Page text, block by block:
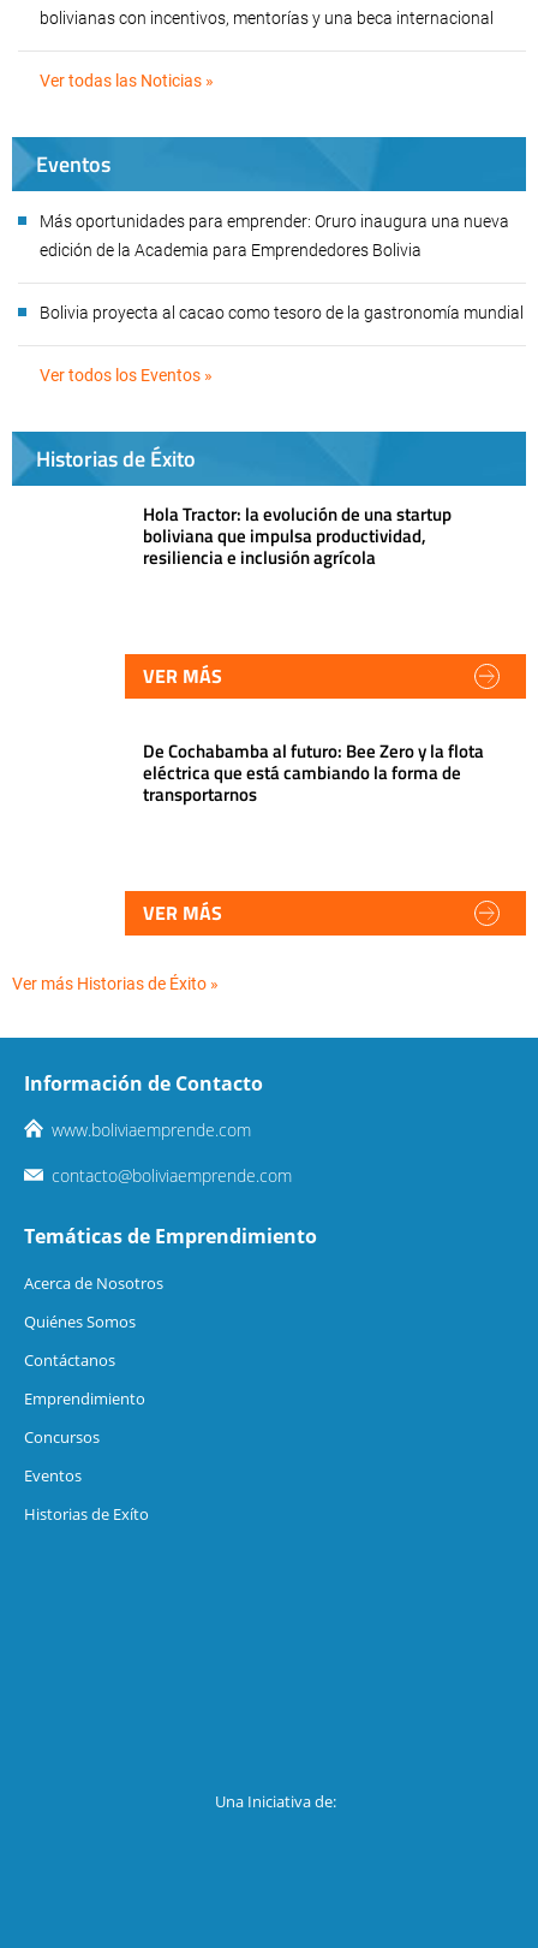
bolivianas con incentivos, mentorías y una beca internacional
Ver todas las Noticias »
Eventos
Más oportunidades para emprender: Oruro inaugura una nueva
edición de la Academia para Emprendedores Bolivia
Bolivia proyecta al cacao como tesoro de la gastronomía mundial
Ver todos los Eventos »
Historias de Éxito
Hola Tractor: la evolución de una startup
boliviana que impulsa productividad,
resiliencia e inclusión agrícola
VER MÁS
De Cochabamba al futuro: Bee Zero y la flota
eléctrica que está cambiando la forma de
transportarnos
VER MÁS
Ver más Historias de Éxito »
Información de Contacto
www.boliviaemprende.com
contacto@boliviaemprende.com
Temáticas de Emprendimiento
Acerca de Nosotros
Quiénes Somos
Contáctanos
Emprendimiento
Concursos
Eventos
Historias de Exíto
Una Iniciativa de: